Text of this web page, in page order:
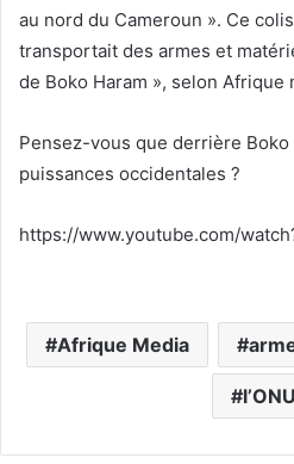
au nord du Cameroun ». Ce
transportait des armes et
de Boko Haram », selon Afrique
Pensez-vous que derrière Boko
puissances occidentales ?
https://www.youtube.com/
Afrique Media
l’ONU